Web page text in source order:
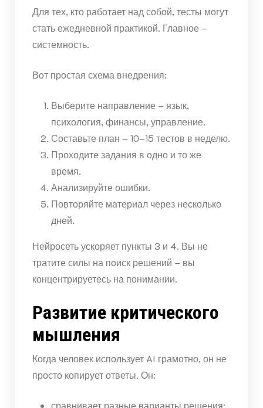
Для тех, кто работает над собой, тесты могут
стать ежедневной практикой. Главное –
системность.
Вот простая схема внедрения:
Выберите направление – язык,
психология, финансы, управление.
Составьте план – 10–15 тестов в неделю.
Проходите задания в одно и то же
время.
Анализируйте ошибки.
Повторяйте материал через несколько
дней.
Нейросеть ускоряет пункты 3 и 4. Вы не
тратите силы на поиск решений – вы
концентрируетесь на понимании.
Развитие критического
мышления
Когда человек использует AI грамотно, он не
просто копирует ответы. Он: